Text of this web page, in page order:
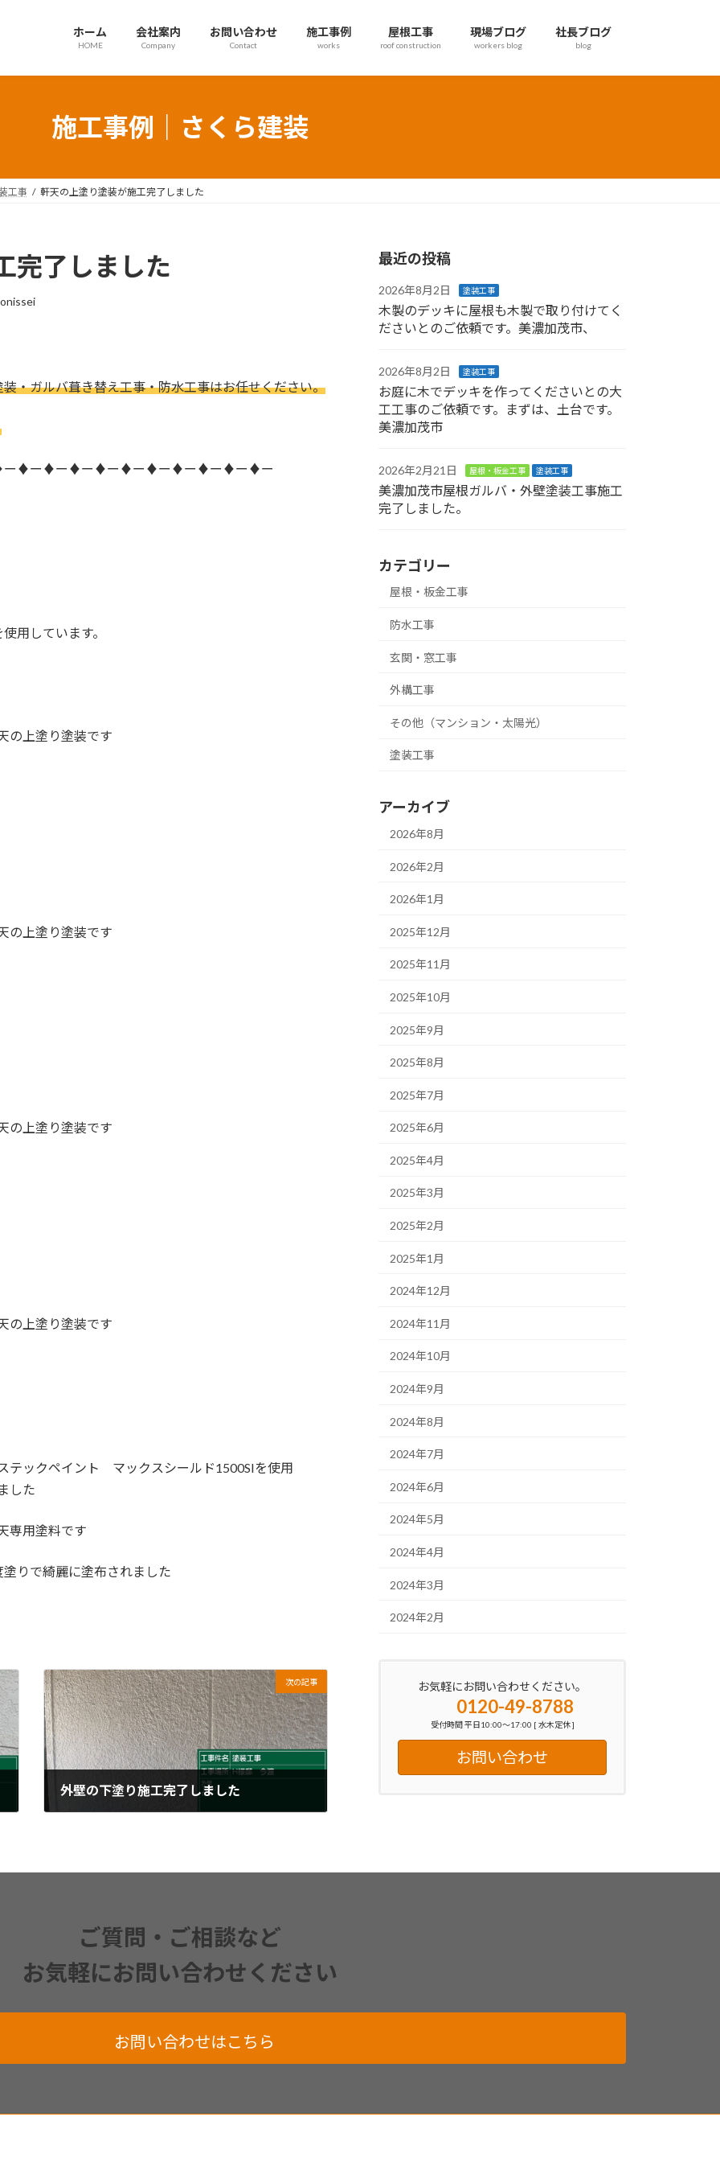
ホーム
HOME
会社案内
Company
お問い合わせ
Contact
施工事例
works
屋根工事
roof construction
現場ブログ
workers blog
社長ブログ
blog
施工事例｜さくら建装
工事 軒天の上塗り塗装が施工完了しました
完了しました
・ガルバ葺き替え工事・防水工事はお任せください。
♦ー♦ー♦ー♦ー♦ー♦ー♦ー♦ー♦ー♦ー
用しています。
の上塗り塗装です
の上塗り塗装です
の上塗り塗装です
の上塗り塗装です
テックペイント マックスシールド1500SIを使用
した
専用塗料です
塗りで綺麗に塗布されました
次の記事
外壁の下塗り施工完了しました
最近の投稿
2026年8月2日 塗装工事
木製のデッキに屋根も木製で取り付けてく
ださいとのご依頼です。美濃加茂市、
2026年8月2日 塗装工事
お庭に木でデッキを作ってくださいとの大
工工事のご依頼です。まずは、土台です。
美濃加茂市
2026年2月21日 屋根・板金工事 塗装工事
美濃加茂市屋根ガルバ・外壁塗装工事施工
完了しました。
カテゴリー
屋根・板金工事
防水工事
玄関・窓工事
外構工事
その他（マンション・太陽光）
塗装工事
アーカイブ
2026年8月
2026年2月
2026年1月
2025年12月
2025年11月
2025年10月
2025年9月
2025年8月
2025年7月
2025年6月
2025年4月
2025年3月
2025年2月
2025年1月
2024年12月
2024年11月
2024年10月
2024年9月
2024年8月
2024年7月
2024年6月
2024年5月
2024年4月
2024年3月
2024年2月
お気軽にお問い合わせください。
0120-49-8788
受付時間 平日10:00～17:00 [ 水木定休 ]
お問い合わせ
ご質問・ご相談など
お気軽にお問い合わせください
お問い合わせはこちら